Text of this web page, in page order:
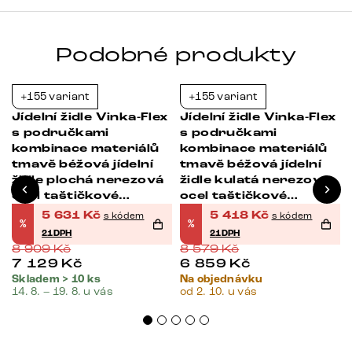
Podobné produkty
+155 variant
Jídelní židle Vinka-Flex
s područkami
kombinace materiálů
tmavě béžová jídelní
židle plochá nerezová
ocel taštičkové
pružiny
%
5 631 Kč s kódem
21DPH
8 909Kč
7 129 Kč
Skladem > 10 ks
14. 8. – 19. 8. u vás
+155 variant
Jídelní židle Vinka-Flex
s područkami
kombinace materiálů
tmavě béžová jídelní
židle kulatá nerezová
ocel taštičkové
pružiny
%
5 418 Kč s kódem
21DPH
8 579Kč
6 859 Kč
Na objednávku
od 2. 10. u vás